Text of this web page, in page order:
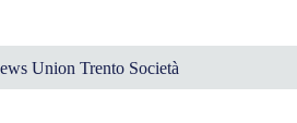
Union Trento Società